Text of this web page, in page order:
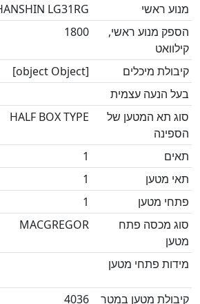
מנוע ראשי
HANSHIN LG31RG
הספק מנוע ראשי,
קילוואט
1800
קיבולת מיכלים
בעל הנעה עצמית
סוג תא המטען של
הספינה
HALF BOX TYPE
תאים
תאי מטען
פתחי מטען
סוג מכסה פתח
מטען
MACGREGOR
מידות פתחי מטען
קיבולת מטען במטר 4036